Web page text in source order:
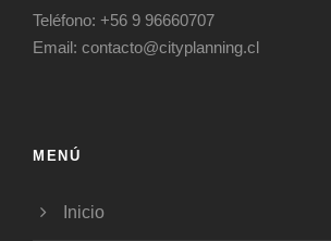
Teléfono: +56 9 96660707
Email: contacto@cityplanning.cl
MENÚ
Inicio